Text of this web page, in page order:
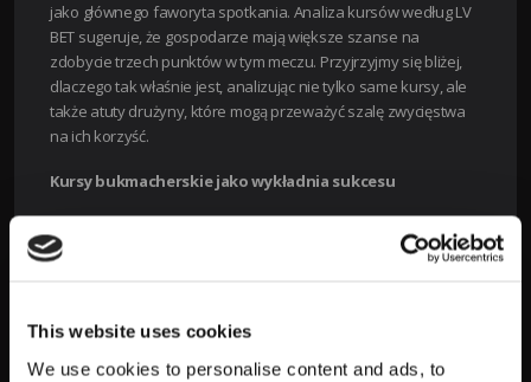
This website uses cookies
We use cookies to personalise content and ads, to
jako głównego faworyta spotkania. Analiza kursów według LV
BET sugeruje, że gospodarze mają większe szanse na
zdobycie trzech punktów w tym meczu. Przyjrzyjmy się bliżej,
dlaczego tak właśnie jest, analizując nie tylko same kursy, ale
także atuty drużyny, które mogą przeważyć szalę zwycięstwa
na ich korzyść.
Kursy bukmacherskie jako wykładnia sukcesu
zdecydowanie bardziej korzystne, co przekłada się na ich
remis (3.60) i zwycięstwo Auxerre (4.00), daje dość klarowny